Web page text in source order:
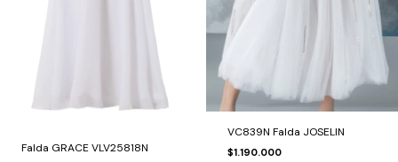
Falda GRACE VLV25818N
VC839N Falda JOSELIN
$1.190.000